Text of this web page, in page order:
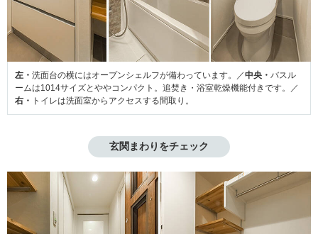
左・ 洗面台の横にはオープンシェルフが備わっています。／中央・ バスル
ームは1014サイズとややコンパクト。追焚き・浴室乾燥機能付きです。／
右・ トイレは洗面室からアクセスする間取り。
玄関まわりをチェック